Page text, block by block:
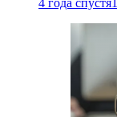
4 года спустя